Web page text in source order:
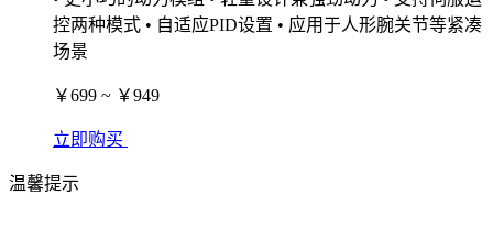
控两种模式 • 自适应PID设置 • 应用于人形腕关节等紧凑
场景
￥699 ~ ￥949
立即购买
温馨提示